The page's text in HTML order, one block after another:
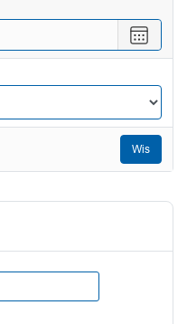
vanaf
een
tot
en
met
Wis